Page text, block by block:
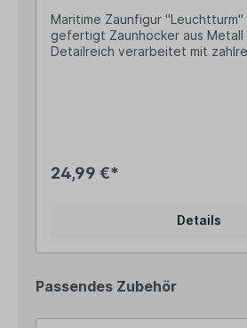
Maritime Zaunfigur "Leuchtturm"
gefertigt Zaunhocker aus
Detailreich verarbeitet mit
aufgesetzt und sorgt sofort für
sich der Leuchtturm nicht nur als
sondern auch zum Aufstellen auf
Landhus-Team: Kombiniere
anderen Zaunhockern aus
24,99 €*
Details
Passendes Zubehör